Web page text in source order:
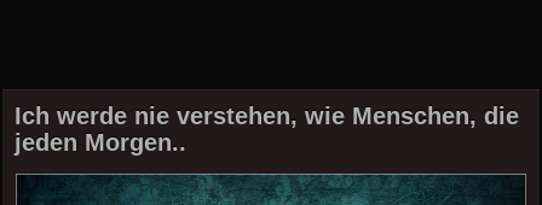
Ich werde nie verstehen, wie Menschen, die
jeden Morgen..